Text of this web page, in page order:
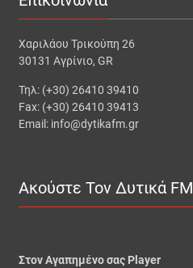
Χαριλάου Τρικούπη 26
30131 Αγρίνιο, GR
Τηλ: (+30) 26410 39410
Fax: (+30) 26410 39413
Email: info@dytikafm.gr
Ακούστε Τον Δυτικά FM
Στον Αγαπημένο σας Player